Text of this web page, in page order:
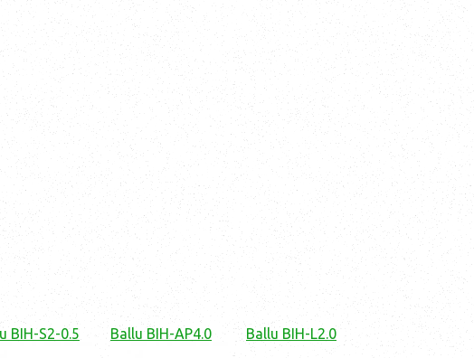
BIH-S2-0.5 Ballu BIH-AP4.0 Ballu BIH-L2.0